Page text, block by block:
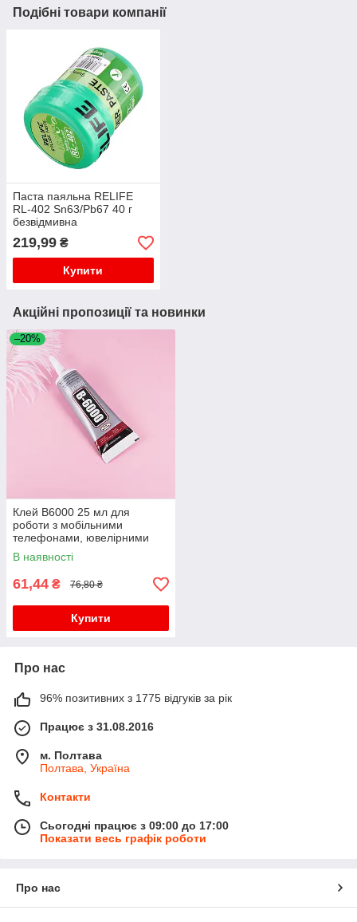
Подібні товари компанії
Паста паяльна RELIFE
RL-402 Sn63/Pb67 40 г
безвідмивна
219,99 ₴
Купити
Акційні пропозиції та новинки
–20%
Клей B6000 25 мл для
роботи з мобільними
телефонами, ювелірними
виробами, біжутерією
В наявності
61,44 ₴ 76,80 ₴
Купити
Про нас
96% позитивних з 1775 відгуків за рік
Працює з 31.08.2016
м. Полтава
Полтава, Україна
Контакти
Сьогодні працює з 09:00 до 17:00
Показати весь графік роботи
Про нас